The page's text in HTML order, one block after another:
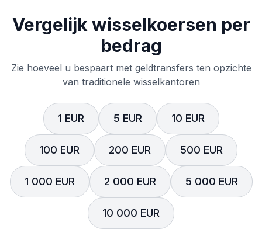
Vergelijk wisselkoersen per
bedrag
Zie hoeveel u bespaart met geldtransfers ten opzichte
van traditionele wisselkantoren
1 EUR 5 EUR 10 EUR
100 EUR 200 EUR 500 EUR
1 000 EUR 2 000 EUR 5 000 EUR
10 000 EUR